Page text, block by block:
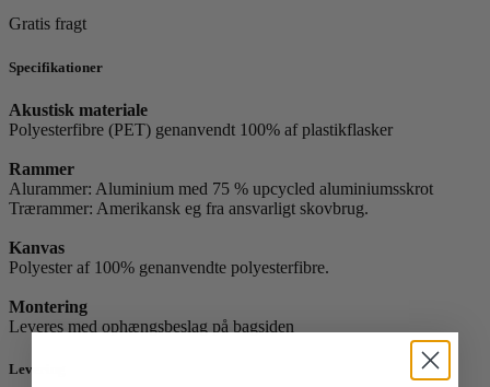
Gratis fragt
Specifikationer
Akustisk materiale
Polyesterfibre (PET) genanvendt 100% af plastikflasker
Rammer
Alurammer: Aluminium med 75 % upcycled aluminiumsskrot
Trærammer: Amerikansk eg fra ansvarligt skovbrug.
Kanvas
Polyester af 100% genanvendte polyesterfibre.
Montering
Leveres med ophængsbeslag på bagsiden
Levering